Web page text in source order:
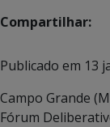
Compartilhar:
Publicado em 13
Campo Grande
Fórum